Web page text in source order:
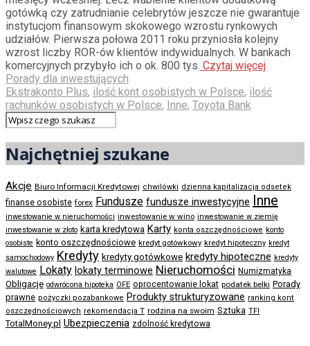
gotówką czy zatrudnianie celebrytów jeszcze nie gwarantuje
instytucjom finansowym skokowego wzrostu rynkowych
udziałów. Pierwsza połowa 2011 roku przyniosła kolejny
wzrost liczby ROR-ów klientów indywidualnych. W bankach
komercyjnych przybyło ich o ok. 800 tys. Czytaj więcej
Porady dla inwestujących
Ekstrakonto Plus, ilość kont osobistych w Polsce, ilość
rachunków osobistych w Polsce, Inne, Toyota Bank
Najchętniej szukane
Akcje Biuro Informacji Kredytowej chwilówki dzienna kapitalizacja odsetek
finanse osobiste forex Fundusze fundusze inwestycyjne Inne
inwestowanie w nieruchomości inwestowanie w wino inwestowanie w ziemię
inwestowanie w złoto karta kredytowa Karty konta oszczędnościowe konto
osobiste konto oszczędnościowe kredyt gotówkowy kredyt hipoteczny kredyt
samochodowy Kredyty kredyty gotówkowe kredyty hipoteczne kredyty
walutowe Lokaty lokaty terminowe Nieruchomości Numizmatyka
Obligacje odwrócona hipoteka OFE oprocentowanie lokat podatek belki Porady
prawne pożyczki pozabankowe Produkty strukturyzowane ranking kont
oszczędnościowych rekomendacja T rodzina na swoim Sztuka TFI
TotalMoney.pl Ubezpieczenia zdolność kredytowa